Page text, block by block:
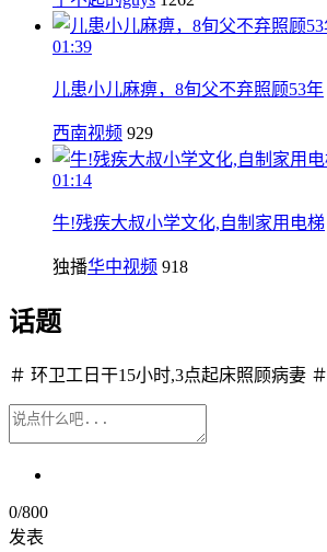
01:39
儿患小儿麻痹，8旬父不弃照顾53年
西南视频 929
01:14
牛!残疾大叔小学文化,自制家用电梯
独播华中视频 918
话题
＃ 环卫工日干15小时,3点起床照顾病妻 ＃
0/800
发表